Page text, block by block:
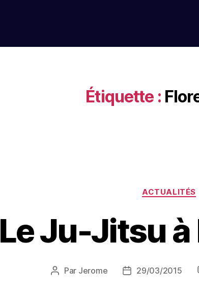
Étiquette :
ACTUALITÉS
Le Ju-Jitsu à
Par Jerome 29/03/2015